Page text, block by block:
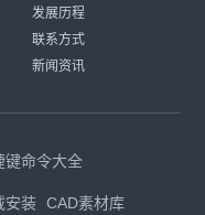
发展历程
联系方式
新闻资讯
键命令大全
安装 CAD素材库